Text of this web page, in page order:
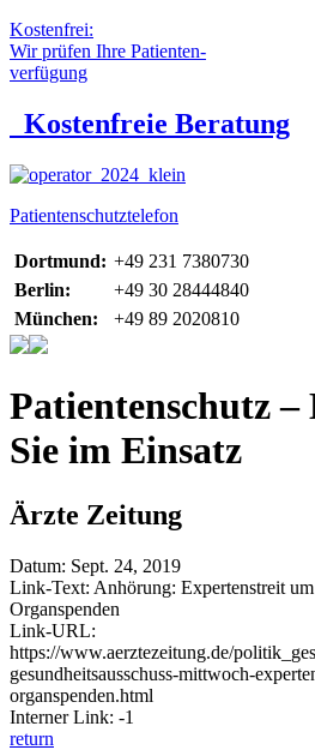
Kostenfrei:
Wir prüfen Ihre Patienten-
verfügung
Kostenfreie Beratung
Patientenschutztelefon
Dortmund: +49 231 7380730
Berlin:
+49 30 28444840
München:
+49 89 2020810
Patientenschutz
Sie im Einsatz
Ärzte Zeitung
Datum: Sept. 24, 2019
Link-Text: Anhörung: Expertenstreit
Organspenden
Link-URL:
https://www.aerztezeitung.de/
gesundheitsausschuss-mittwoch-
organspenden.html
Interner Link: -1
return